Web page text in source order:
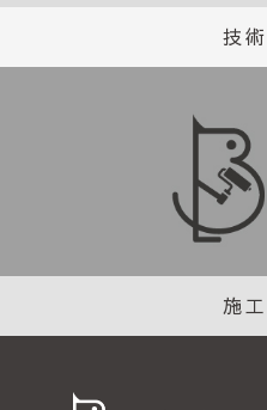
技
施